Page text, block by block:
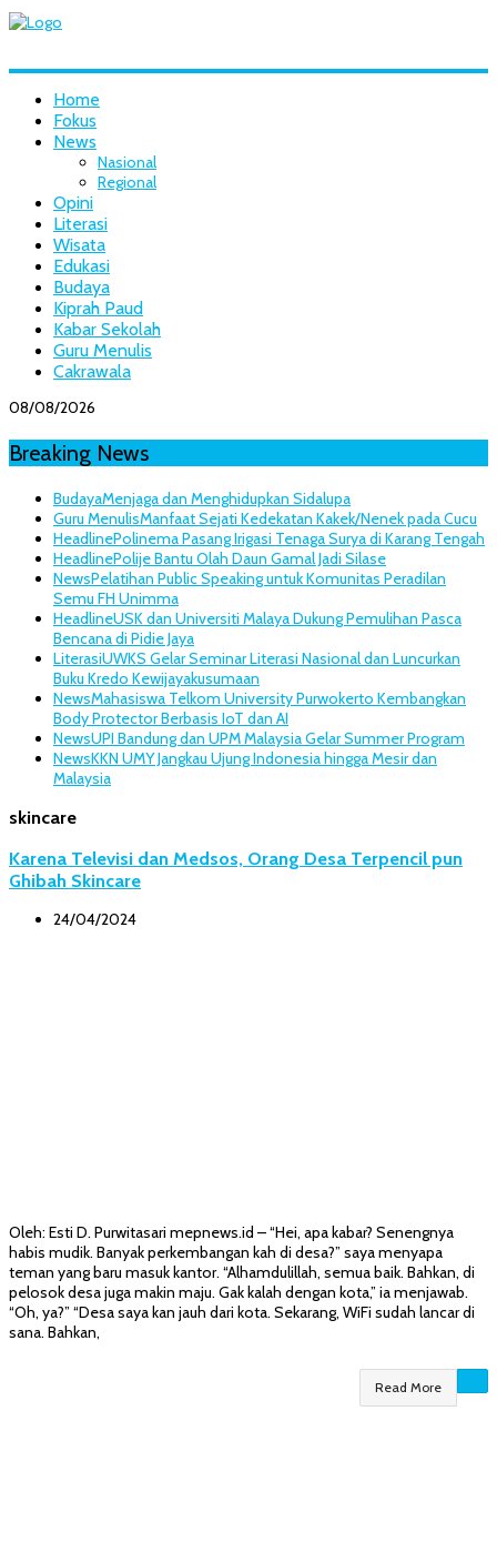
Home
Fokus
News
Nasional
Regional
Opini
Literasi
Wisata
Edukasi
Budaya
Kiprah Paud
Kabar Sekolah
Guru Menulis
Cakrawala
08/08/2026
Breaking News
BudayaMenjaga dan Menghidupkan Sidalupa
Guru MenulisManfaat Sejati Kedekatan Kakek/Nenek pada Cucu
HeadlinePolinema Pasang Irigasi Tenaga Surya di Karang Tengah
HeadlinePolije Bantu Olah Daun Gamal Jadi Silase
NewsPelatihan Public Speaking untuk Komunitas Peradilan
Semu FH Unimma
HeadlineUSK dan Universiti Malaya Dukung Pemulihan Pasca
Bencana di Pidie Jaya
LiterasiUWKS Gelar Seminar Literasi Nasional dan Luncurkan
Buku Kredo Kewijayakusumaan
NewsMahasiswa Telkom University Purwokerto Kembangkan
Body Protector Berbasis IoT dan AI
NewsUPI Bandung dan UPM Malaysia Gelar Summer Program
NewsKKN UMY Jangkau Ujung Indonesia hingga Mesir dan
Malaysia
skincare
Karena Televisi dan Medsos, Orang Desa Terpencil pun
Ghibah Skincare
24/04/2024
Oleh: Esti D. Purwitasari mepnews.id – “Hei, apa kabar? Senengnya
habis mudik. Banyak perkembangan kah di desa?” saya menyapa
teman yang baru masuk kantor. “Alhamdulillah, semua baik. Bahkan, di
pelosok desa juga makin maju. Gak kalah dengan kota,” ia menjawab.
“Oh, ya?” “Desa saya kan jauh dari kota. Sekarang, WiFi sudah lancar di
sana. Bahkan,
Read More